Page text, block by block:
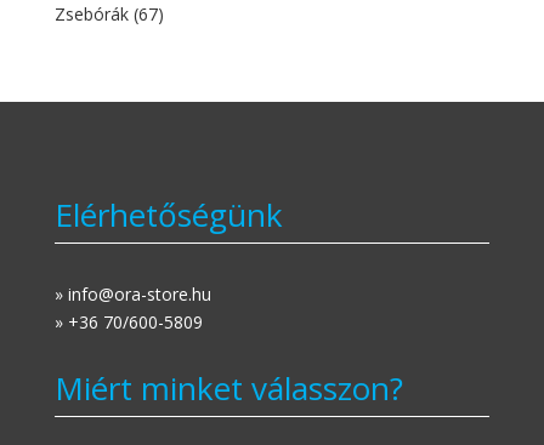
Zsebórák (67)
Elérhetőségünk
» info@ora-store.hu
» +36 70/600-5809
Miért minket válasszon?